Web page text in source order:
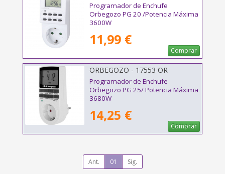
Programador de Enchufe
Orbegozo PG 20 /Potencia Máxima
3600W
11,99 €
Comprar
ORBEGOZO - 17553 OR
Programador de Enchufe
Orbegozo PG 25/ Potencia Máxima
3680W
14,25 €
Comprar
Ant. 01 Sig.